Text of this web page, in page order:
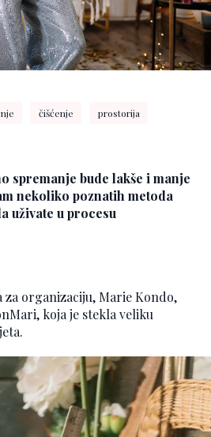
čišćenje prostorija
spremanje bude lakše i manje
nekoliko poznatih metoda
uživate u procesu
za organizaciju, Marie Kondo,
koja je stekla veliku